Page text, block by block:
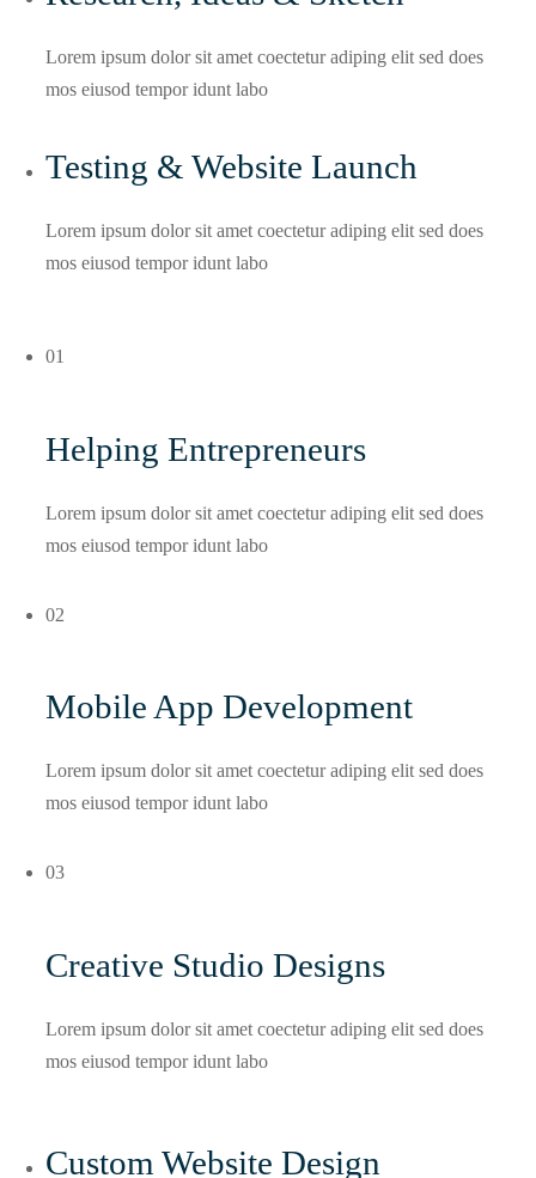
Lorem ipsum dolor sit amet coectetur adiping elit sed does
mos eiusod tempor idunt labo
Testing & Website Launch
Lorem ipsum dolor sit amet coectetur adiping elit sed does
mos eiusod tempor idunt labo
01
Helping Entrepreneurs
Lorem ipsum dolor sit amet coectetur adiping elit sed does
mos eiusod tempor idunt labo
02
Mobile App Development
Lorem ipsum dolor sit amet coectetur adiping elit sed does
mos eiusod tempor idunt labo
03
Creative Studio Designs
Lorem ipsum dolor sit amet coectetur adiping elit sed does
mos eiusod tempor idunt labo
Custom Website Design